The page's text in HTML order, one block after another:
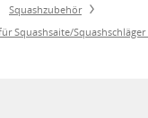
Squashzubehör
Squashsaite/